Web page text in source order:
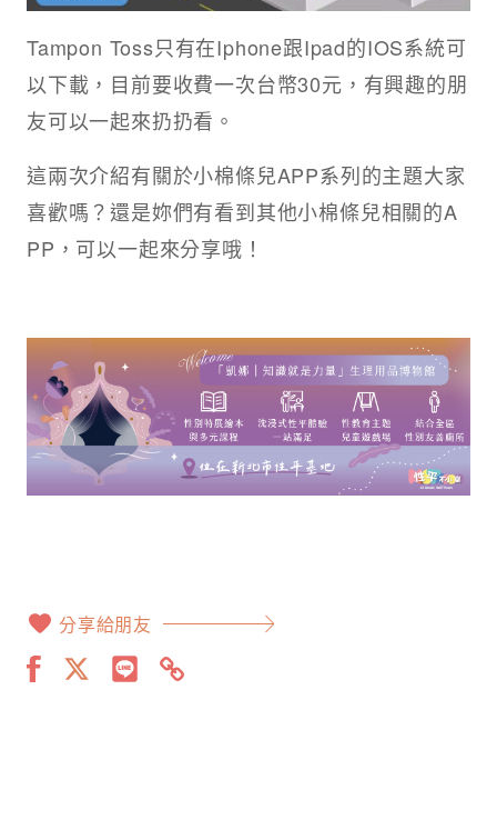
Tampon Toss只有在Iphone跟Ipad的IOS系統可
以下載，目前要收費一次台幣30元，有興趣的朋
友可以一起來扔扔看。
這兩次介紹有關於小棉條兒APP系列的主題大家
喜歡嗎？還是妳們有看到其他小棉條兒相關的A
PP，可以一起來分享哦！
分享給朋友